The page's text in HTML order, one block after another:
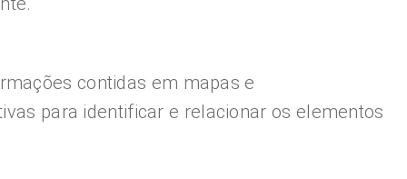
contidas em mapas e
para identificar e relacionar os elementos